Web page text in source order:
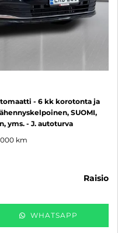
- 6 kk korotonta ja
SUOMI,
yms. - J. autoturva
km
raisio
WHATSAPP